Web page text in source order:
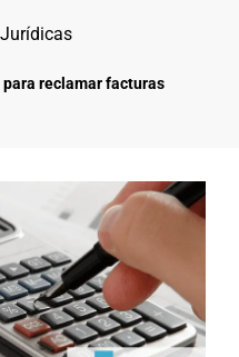
reclamar facturas